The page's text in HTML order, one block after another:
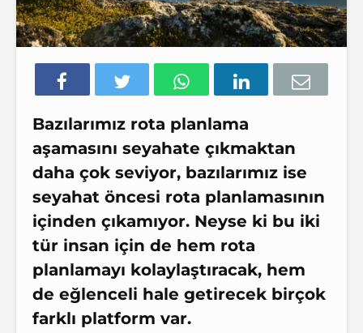
Bazılarımız rota planlama
aşamasını seyahate çıkmaktan
daha çok seviyor, bazılarımız ise
seyahat öncesi rota planlamasının
içinden çıkamıyor. Neyse ki bu iki
tür insan için de hem rota
planlamayı kolaylaştıracak, hem
de eğlenceli hale getirecek birçok
farklı platform var.